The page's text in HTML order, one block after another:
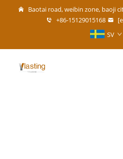
Baotai road, weibin zone, baoji
+86-15129015168
SV